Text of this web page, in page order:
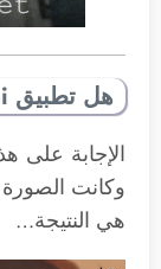
هل تطبيق Remini فعلاً جيد؟
الإجابة على
وكانت الصورة
هي النتيجة…